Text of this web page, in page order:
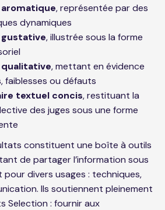
, représentée par des
dynamiques
, illustrée sous la forme
, mettant en évidence
faiblesses ou défauts
textuel concis, restituant la
des juges sous une forme
constituent une boîte à outils
de partager l’information sous
divers usages : techniques,
Ils soutiennent pleinement
Selection : fournir aux